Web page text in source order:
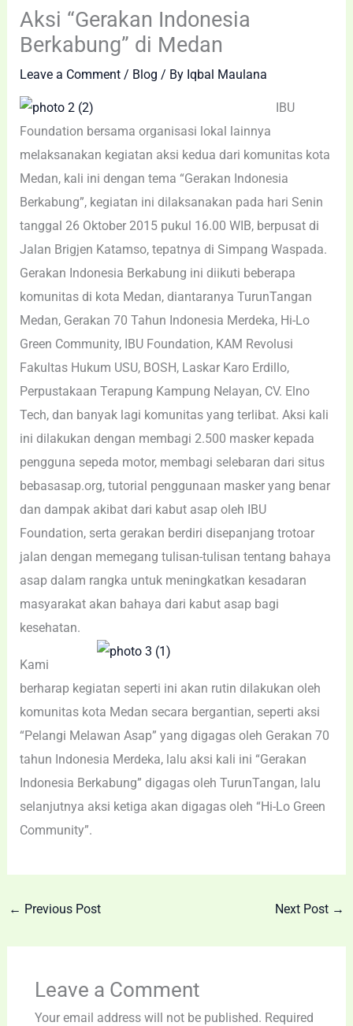
Aksi “Gerakan Indonesia
Berkabung” di Medan
Leave a Comment / Blog / By Iqbal Maulana
IBU
Foundation bersama organisasi lokal lainnya
melaksanakan kegiatan aksi kedua dari komunitas kota
Medan, kali ini dengan tema “Gerakan Indonesia
Berkabung”, kegiatan ini dilaksanakan pada hari Senin
tanggal 26 Oktober 2015 pukul 16.00 WIB, berpusat di
Jalan Brigjen Katamso, tepatnya di Simpang Waspada.
Gerakan Indonesia Berkabung ini diikuti beberapa
komunitas di kota Medan, diantaranya TurunTangan
Medan, Gerakan 70 Tahun Indonesia Merdeka, Hi-Lo
Green Community, IBU Foundation, KAM Revolusi
Fakultas Hukum USU, BOSH, Laskar Karo Erdillo,
Perpustakaan Terapung Kampung Nelayan, CV. Elno
Tech, dan banyak lagi komunitas yang terlibat. Aksi kali
ini dilakukan dengan membagi 2.500 masker kepada
pengguna sepeda motor, membagi selebaran dari situs
bebasasap.org, tutorial penggunaan masker yang benar
dan dampak akibat dari kabut asap oleh IBU
Foundation, serta gerakan berdiri disepanjang trotoar
jalan dengan memegang tulisan-tulisan tentang bahaya
asap dalam rangka untuk meningkatkan kesadaran
masyarakat akan bahaya dari kabut asap bagi
kesehatan.
Kami
berharap kegiatan seperti ini akan rutin dilakukan oleh
komunitas kota Medan secara bergantian, seperti aksi
“Pelangi Melawan Asap” yang digagas oleh Gerakan 70
tahun Indonesia Merdeka, lalu aksi kali ini “Gerakan
Indonesia Berkabung” digagas oleh TurunTangan, lalu
selanjutnya aksi ketiga akan digagas oleh “Hi-Lo Green
Community”.
← Previous Post Next Post →
Leave a Comment
Your email address will not be published. Required